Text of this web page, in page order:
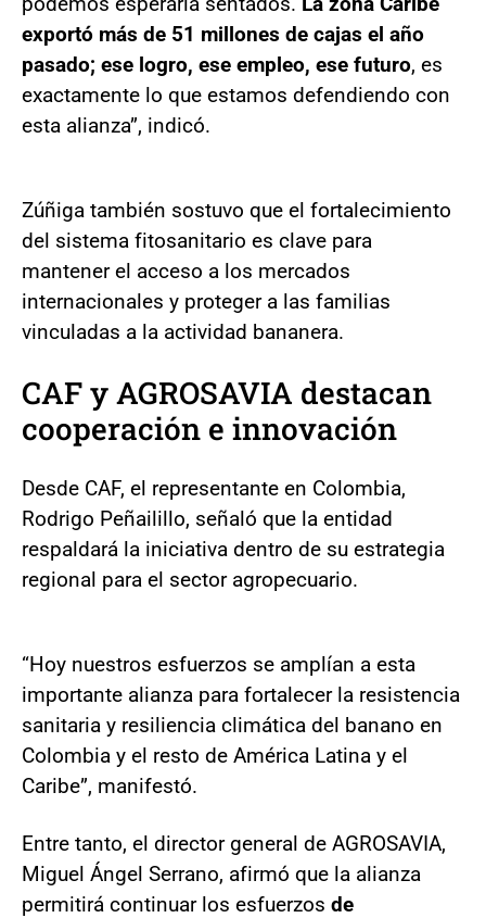
exportó más de 51 millones de cajas el año
pasado; ese logro, ese empleo, ese futuro, es
exactamente lo que estamos defendiendo con
esta alianza”, indicó.
Zúñiga también sostuvo que el fortalecimiento
del sistema fitosanitario es clave para
mantener el acceso a los mercados
internacionales y proteger a las familias
vinculadas a la actividad bananera.
CAF y AGROSAVIA destacan
cooperación e innovación
Desde CAF, el representante en Colombia,
Rodrigo Peñailillo, señaló que la entidad
respaldará la iniciativa dentro de su estrategia
regional para el sector agropecuario.
“Hoy nuestros esfuerzos se amplían a esta
importante alianza para fortalecer la resistencia
sanitaria y resiliencia climática del banano en
Colombia y el resto de América Latina y el
Caribe”, manifestó.
Entre tanto, el director general de AGROSAVIA,
Miguel Ángel Serrano, afirmó que la alianza
permitirá continuar los esfuerzos de